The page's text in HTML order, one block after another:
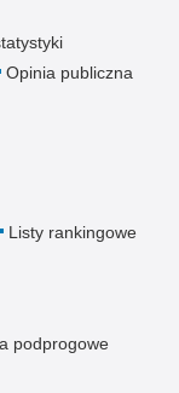
Opinia publiczna
Listy rankingowe
podprogowe